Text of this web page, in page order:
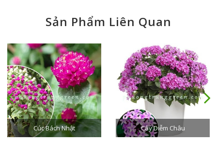
Sản Phẩm Liên Quan
Cúc Bách Nhật Cây Diễm Châu